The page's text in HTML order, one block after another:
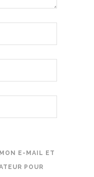
E-MAIL ET
POUR